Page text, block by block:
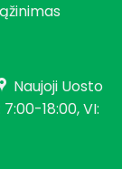
Naujoji Uosto
18:00, VI: